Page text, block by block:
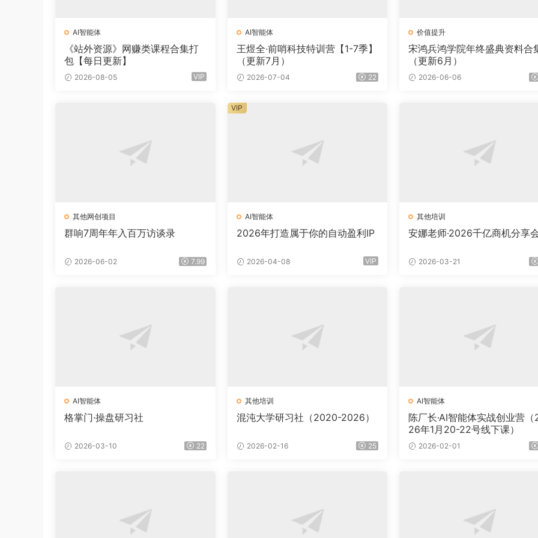
AI智能体
《站外资源》网赚类课程合集打
包【每日更新】
2026-08-05 VIP
AI智能体
王煜全·前哨科技特训营【1-7季】
（更新7月）
2026-07-04 22
价值提升
宋鸿兵鸿学院年终盛典资料合
（更新6月）
2026-06-06
其他网创项目
群响7周年年入百万访谈录
2026-06-02 7.99
AI智能体
2026年打造属于你的自动盈利IP
2026-04-08 VIP
VIP
其他培训
安娜老师·2026千亿商机分享
2026-03-21
AI智能体
格掌门·操盘研习社
2026-03-10 22
其他培训
混沌大学研习社（2020-2026）
2026-02-16 25
AI智能体
陈厂长·AI智能体实战创业营（
26年1月20-22号线下课）
2026-02-01